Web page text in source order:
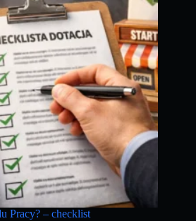
Pracy? – checklist